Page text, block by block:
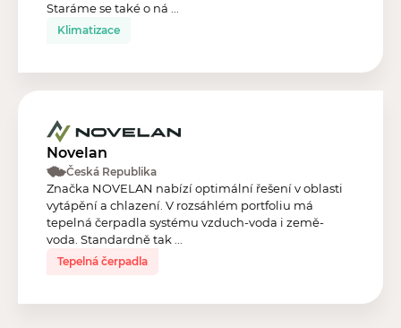
Staráme se také o ná ...
Klimatizace
Novelan
Česká Republika
Značka NOVELAN nabízí optimální řešení v oblasti
vytápění a chlazení. V rozsáhlém portfoliu má
tepelná čerpadla systému vzduch-voda i země-
voda. Standardně tak ...
Tepelná čerpadla